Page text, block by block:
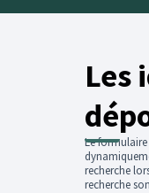
Les
Le
recherche
recherche